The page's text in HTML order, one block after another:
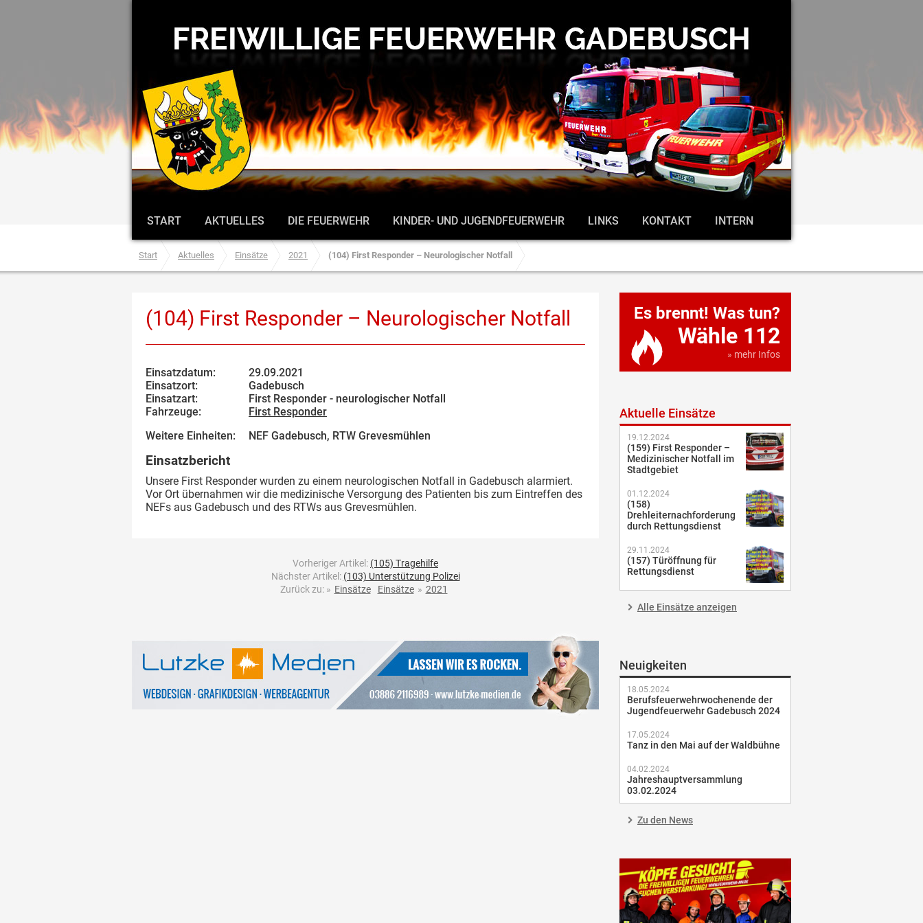
START AKTUELLES DIE FEUERWEHR KINDER- UND JUGENDFEUERWEHR LINKS KONTAKT INTERN
Start Aktuelles Einsätze 2021 (104) First Responder – Neurologischer Notfall
(104) First Responder – Neurologischer Notfall
Einsatzdatum:
29.09.2021
Einsatzort:
Gadebusch
Einsatzart:
First Responder - neurologischer Notfall
Fahrzeuge:
First Responder
Weitere Einheiten:
NEF Gadebusch, RTW Grevesmühlen
Einsatzbericht
Unsere First Responder wurden zu einem neurologischen Notfall in Gadebusch alarmiert.
Vor Ort übernahmen wir die medizinische Versorgung des Patienten bis zum Eintreffen des
NEFs aus Gadebusch und des RTWs aus Grevesmühlen.
Vorheriger Artikel: (105) Tragehilfe
Nächster Artikel: (103) Unterstützung Polizei
Zurück zu: » Einsätze Einsätze » 2021
Es brennt! Was tun?
Wähle 112
» mehr Infos
Aktuelle Einsätze
19.12.2024
(159) First Responder –
Medizinischer Notfall im
Stadtgebiet
01.12.2024
(158)
Drehleiternachforderung
durch Rettungsdienst
29.11.2024
(157) Türöffnung für
Rettungsdienst
Alle Einsätze anzeigen
Neuigkeiten
18.05.2024
Berufsfeuerwehrwochenende der
Jugendfeuerwehr Gadebusch 2024
17.05.2024
Tanz in den Mai auf der Waldbühne
04.02.2024
Jahreshauptversammlung
03.02.2024
Zu den News